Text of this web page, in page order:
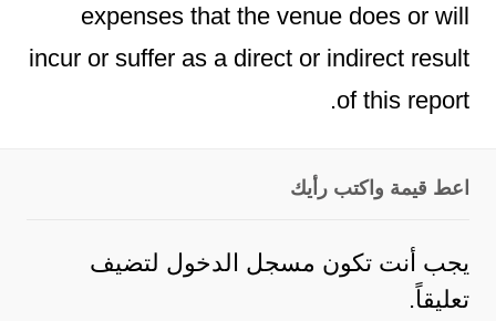
expenses that the venue does or will
incur or suffer as a direct or indirect result
of this report.
اعط قيمة واكتب رأيك
يجب أنت تكون مسجل الدخول لتضيف
تعليقاً.